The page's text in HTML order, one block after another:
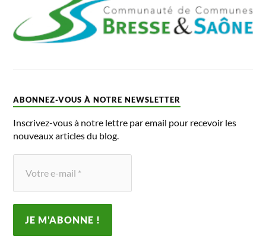
ABONNEZ-VOUS À NOTRE NEWSLETTER
Inscrivez-vous à notre lettre par email pour recevoir les
nouveaux articles du blog.